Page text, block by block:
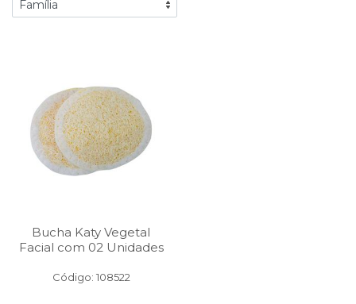
Bucha Katy Vegetal
Facial com 02 Unidades
Código: 108522